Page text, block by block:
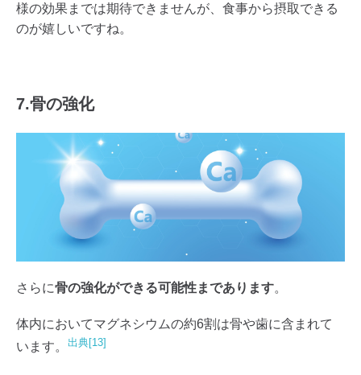
様の効果までは期待できませんが、食事から摂取できる
のが嬉しいですね。
7.骨の強化
さらに骨の強化ができる可能性まであります。
体内においてマグネシウムの約6割は骨や歯に含まれて
います。 出典[13]